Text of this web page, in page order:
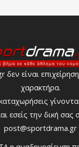
είναι
χαρακτήρα.
εσείς την δική σας
post@sportdrama.gr